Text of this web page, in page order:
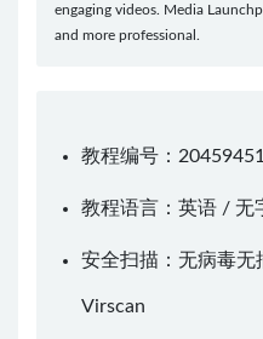
engaging videos. Media
and more professional.
教程编号：
教程语言：英语 / 无
安全扫描：无病毒无
Virscan